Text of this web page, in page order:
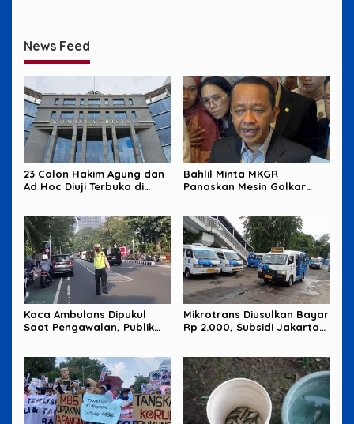
News Feed
23 Calon Hakim Agung dan
Ad Hoc Diuji Terbuka di
Bahlil Minta MKGR
Panaskan Mesin Golkar
Kaca Ambulans Dipukul
Saat Pengawalan, Publik
Mikrotrans Diusulkan Bayar
Rp 2.000, Subsidi Jakarta